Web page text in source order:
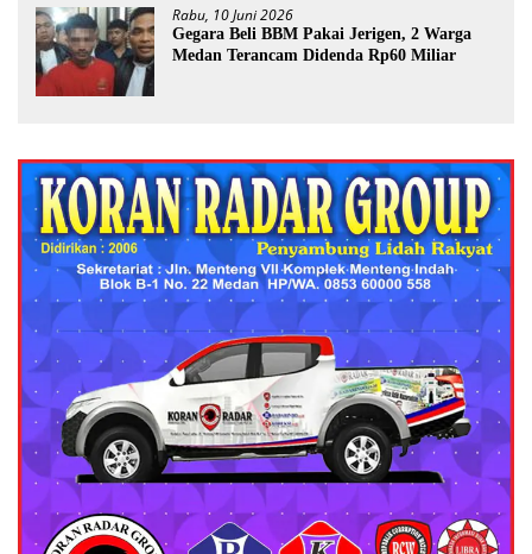
Rabu, 10 Juni 2026
Gegara Beli BBM Pakai Jerigen, 2 Warga
Medan Terancam Didenda Rp60 Miliar